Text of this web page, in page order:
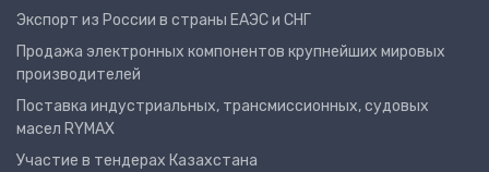
Экспорт из России в страны ЕАЭС и СНГ
Продажа электронных компонентов крупнейших мировых
производителей
Поставка индустриальных, трансмиссионных, судовых
масел RYMAX
Участие в тендерах Казахстана